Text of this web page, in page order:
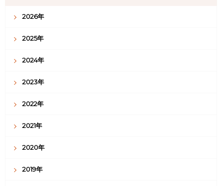
2026年
2025年
2024年
2023年
2022年
2021年
2020年
2019年